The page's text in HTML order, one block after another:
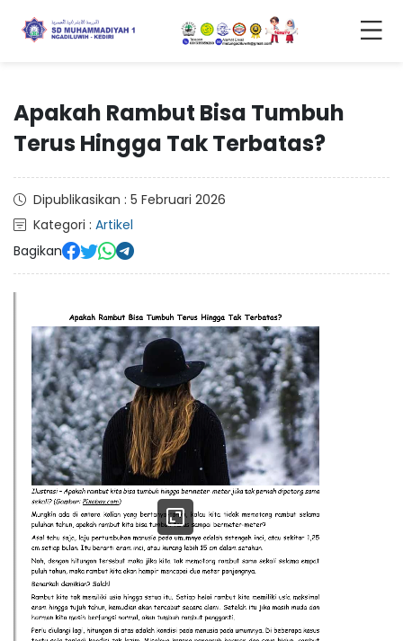
Apakah Rambut Bisa Tumbuh
Terus Hingga Tak Terbatas?
Dipublikasikan : 5 Februari 2026
Kategori : Artikel
Bagikan